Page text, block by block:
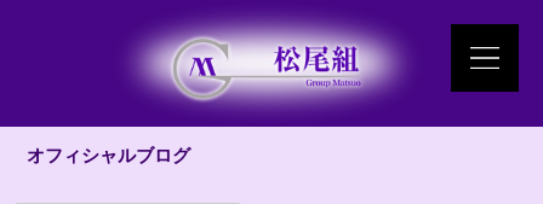
オフィシャルブログ